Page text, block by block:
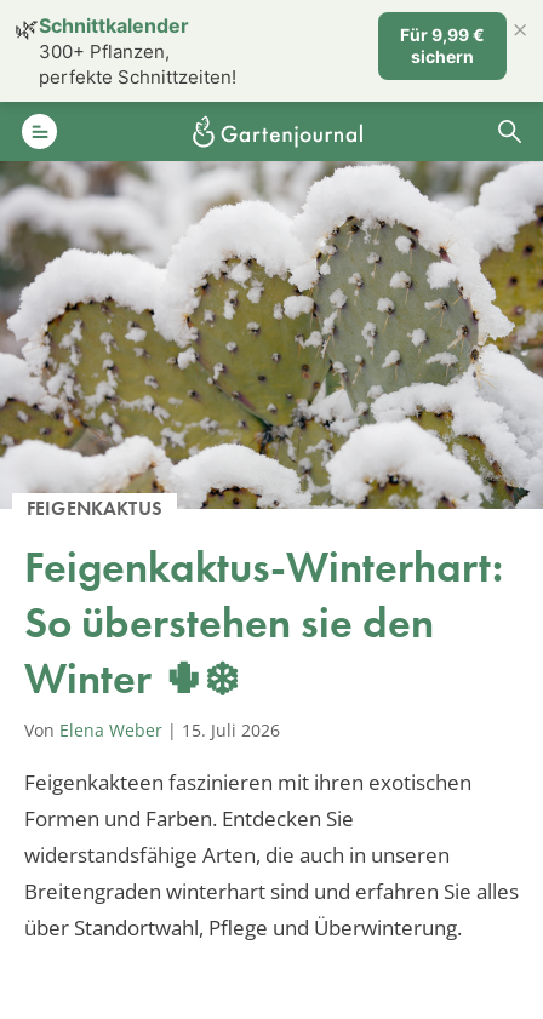
FEIGENKAKTUS
Feigenkaktus-Winterhart:
So überstehen sie den
Winter 🌵❄️
Von Elena Weber | 15. Juli 2026
Feigenkakteen faszinieren mit ihren exotischen
Formen und Farben. Entdecken Sie
widerstandsfähige Arten, die auch in unseren
Breitengraden winterhart sind und erfahren Sie alles
über Standortwahl, Pflege und Überwinterung.
🌿Schnittkalender
300+ Pflanzen,
perfekte Schnittzeiten!
Für 9,99 €
sichern
×